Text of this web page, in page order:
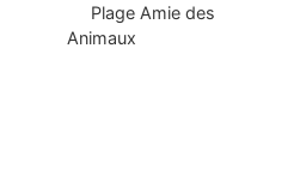
Plage Amie des
Animaux